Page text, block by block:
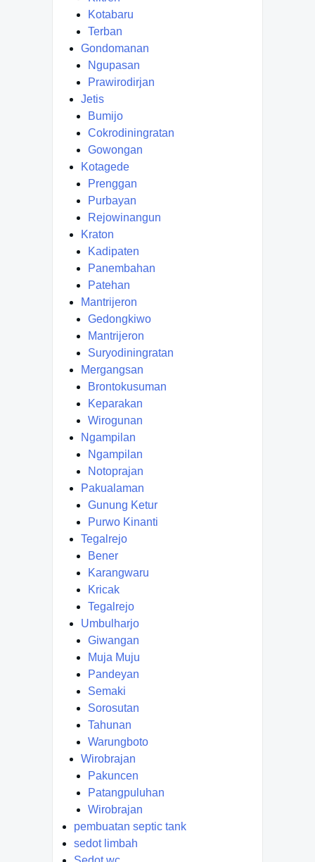
Kotabaru
Terban
Gondomanan
Ngupasan
Prawirodirjan
Jetis
Bumijo
Cokrodiningratan
Gowongan
Kotagede
Prenggan
Purbayan
Rejowinangun
Kraton
Kadipaten
Panembahan
Patehan
Mantrijeron
Gedongkiwo
Mantrijeron
Suryodiningratan
Mergangsan
Brontokusuman
Keparakan
Wirogunan
Ngampilan
Ngampilan
Notoprajan
Pakualaman
Gunung Ketur
Purwo Kinanti
Tegalrejo
Bener
Karangwaru
Kricak
Tegalrejo
Umbulharjo
Giwangan
Muja Muju
Pandeyan
Semaki
Sorosutan
Tahunan
Warungboto
Wirobrajan
Pakuncen
Patangpuluhan
Wirobrajan
pembuatan septic tank
sedot limbah